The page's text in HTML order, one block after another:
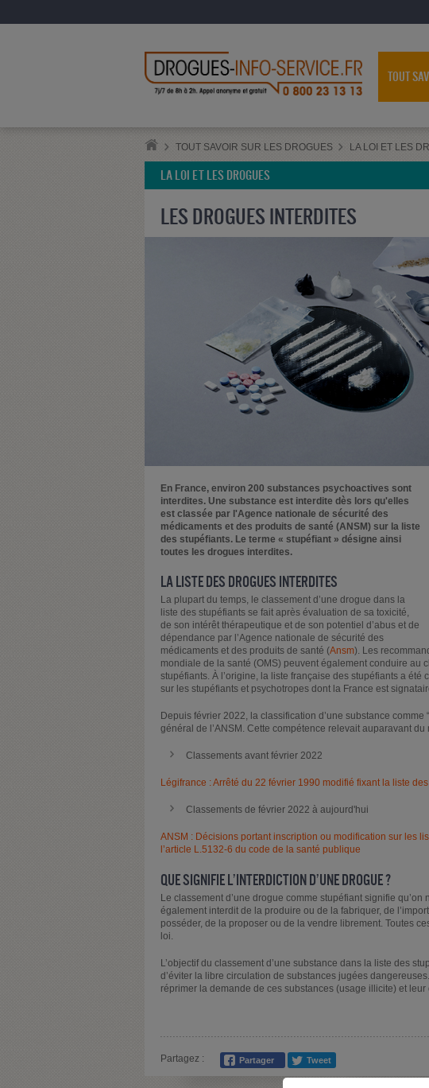
TOUT
TOUT SAVOIR SUR LES DROGUES LA LOI ET LES
LA LOI ET LES DROGUES
LES DROGUES INTERDITES
En France, environ 200 substances psychoactives sont
interdites. Une substance est interdite dès lors qu'elles
est classée par l'Agence nationale de sécurité des
médicaments et des produits de santé (ANSM) sur la liste
des stupéfiants. Le terme « stupéfiant » désigne ainsi
toutes les drogues interdites.
LA LISTE DES DROGUES INTERDITES
La plupart du temps, le classement d’une drogue dans la
liste des stupéfiants se fait après évaluation de sa toxicité,
de son intérêt thérapeutique et de son potentiel d’abus et de
dépendance par l’Agence nationale de sécurité des
médicaments et des produits de santé (Ansm). Les
mondiale de la santé (OMS) peuvent également conduire au
stupéfiants. À l’origine, la liste française des stupéfiants a
sur les stupéfiants et psychotropes dont la France est
Depuis février 2022, la classification d’une substance
général de l’ANSM. Cette compétence relevait auparavant
Classements avant février 2022
Légifrance : Arrêté du 22 février 1990 modifié fixant la liste
Classements de février 2022 à aujourd'hui
ANSM : Décisions portant inscription ou modification sur les
l’article L.5132-6 du code de la santé publique
QUE SIGNIFIE L’INTERDICTION D’UNE DROGUE ?
Le classement d’une drogue comme stupéfiant signifie
également interdit de la produire ou de la fabriquer, de
posséder, de la proposer ou de la vendre librement. Toutes
loi.
L’objectif du classement d’une substance dans la liste des
d’éviter la libre circulation de substances jugées
réprimer la demande de ces substances (usage illicite) et leur
Partagez :